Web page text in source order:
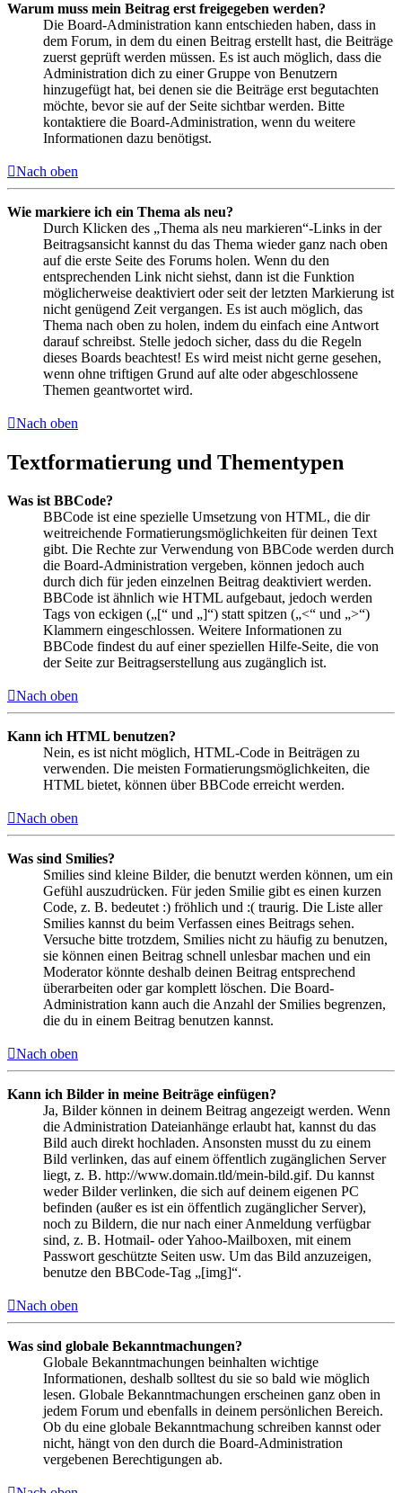
Warum muss mein Beitrag erst freigegeben werden?
Die Board-Administration kann entschieden haben, dass in
dem Forum, in dem du einen Beitrag erstellt hast, die Beiträge
zuerst geprüft werden müssen. Es ist auch möglich, dass die
Administration dich zu einer Gruppe von Benutzern
hinzugefügt hat, bei denen sie die Beiträge erst begutachten
möchte, bevor sie auf der Seite sichtbar werden. Bitte
kontaktiere die Board-Administration, wenn du weitere
Informationen dazu benötigst.
Nach oben
Wie markiere ich ein Thema als neu?
Durch Klicken des „Thema als neu markieren“-Links in der
Beitragsansicht kannst du das Thema wieder ganz nach oben
auf die erste Seite des Forums holen. Wenn du den
entsprechenden Link nicht siehst, dann ist die Funktion
möglicherweise deaktiviert oder seit der letzten Markierung ist
nicht genügend Zeit vergangen. Es ist auch möglich, das
Thema nach oben zu holen, indem du einfach eine Antwort
darauf schreibst. Stelle jedoch sicher, dass du die Regeln
dieses Boards beachtest! Es wird meist nicht gerne gesehen,
wenn ohne triftigen Grund auf alte oder abgeschlossene
Themen geantwortet wird.
Nach oben
Textformatierung und Thementypen
Was ist BBCode?
BBCode ist eine spezielle Umsetzung von HTML, die dir
weitreichende Formatierungsmöglichkeiten für deinen Text
gibt. Die Rechte zur Verwendung von BBCode werden durch
die Board-Administration vergeben, können jedoch auch
durch dich für jeden einzelnen Beitrag deaktiviert werden.
BBCode ist ähnlich wie HTML aufgebaut, jedoch werden
Tags von eckigen („[“ und „]“) statt spitzen („<“ und „>“)
Klammern eingeschlossen. Weitere Informationen zu
BBCode findest du auf einer speziellen Hilfe-Seite, die von
der Seite zur Beitragserstellung aus zugänglich ist.
Nach oben
Kann ich HTML benutzen?
Nein, es ist nicht möglich, HTML-Code in Beiträgen zu
verwenden. Die meisten Formatierungsmöglichkeiten, die
HTML bietet, können über BBCode erreicht werden.
Nach oben
Was sind Smilies?
Smilies sind kleine Bilder, die benutzt werden können, um ein
Gefühl auszudrücken. Für jeden Smilie gibt es einen kurzen
Code, z. B. bedeutet :) fröhlich und :( traurig. Die Liste aller
Smilies kannst du beim Verfassen eines Beitrags sehen.
Versuche bitte trotzdem, Smilies nicht zu häufig zu benutzen,
sie können einen Beitrag schnell unlesbar machen und ein
Moderator könnte deshalb deinen Beitrag entsprechend
überarbeiten oder gar komplett löschen. Die Board-
Administration kann auch die Anzahl der Smilies begrenzen,
die du in einem Beitrag benutzen kannst.
Nach oben
Kann ich Bilder in meine Beiträge einfügen?
Ja, Bilder können in deinem Beitrag angezeigt werden. Wenn
die Administration Dateianhänge erlaubt hat, kannst du das
Bild auch direkt hochladen. Ansonsten musst du zu einem
Bild verlinken, das auf einem öffentlich zugänglichen Server
liegt, z. B. http://www.domain.tld/mein-bild.gif. Du kannst
weder Bilder verlinken, die sich auf deinem eigenen PC
befinden (außer es ist ein öffentlich zugänglicher Server),
noch zu Bildern, die nur nach einer Anmeldung verfügbar
sind, z. B. Hotmail- oder Yahoo-Mailboxen, mit einem
Passwort geschützte Seiten usw. Um das Bild anzuzeigen,
benutze den BBCode-Tag „[img]“.
Nach oben
Was sind globale Bekanntmachungen?
Globale Bekanntmachungen beinhalten wichtige
Informationen, deshalb solltest du sie so bald wie möglich
lesen. Globale Bekanntmachungen erscheinen ganz oben in
jedem Forum und ebenfalls in deinem persönlichen Bereich.
Ob du eine globale Bekanntmachung schreiben kannst oder
nicht, hängt von den durch die Board-Administration
vergebenen Berechtigungen ab.